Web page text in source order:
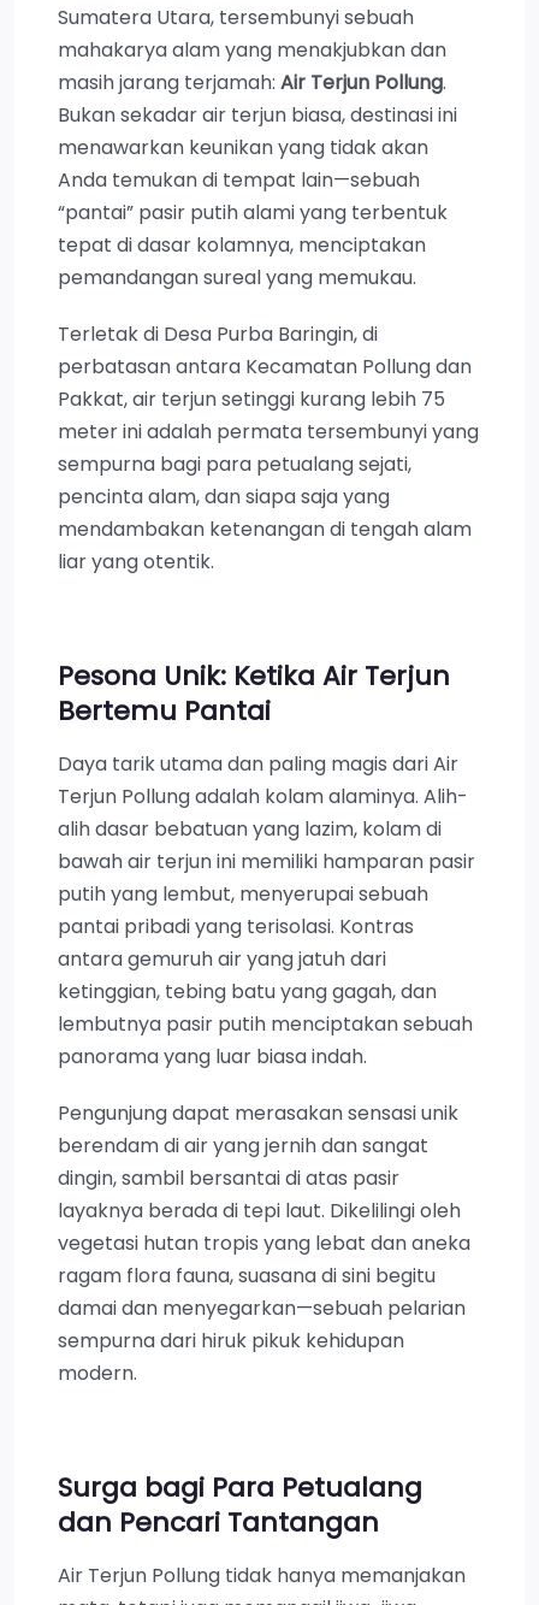
Sumatera Utara, tersembunyi sebuah
mahakarya alam yang menakjubkan dan
masih jarang terjamah: Air Terjun Pollung.
Bukan sekadar air terjun biasa, destinasi ini
menawarkan keunikan yang tidak akan
Anda temukan di tempat lain—sebuah
“pantai” pasir putih alami yang terbentuk
tepat di dasar kolamnya, menciptakan
pemandangan sureal yang memukau.
Terletak di Desa Purba Baringin, di
perbatasan antara Kecamatan Pollung dan
Pakkat, air terjun setinggi kurang lebih 75
meter ini adalah permata tersembunyi yang
sempurna bagi para petualang sejati,
pencinta alam, dan siapa saja yang
mendambakan ketenangan di tengah alam
liar yang otentik.
Pesona Unik: Ketika Air Terjun
Bertemu Pantai
Daya tarik utama dan paling magis dari Air
Terjun Pollung adalah kolam alaminya. Alih-
alih dasar bebatuan yang lazim, kolam di
bawah air terjun ini memiliki hamparan pasir
putih yang lembut, menyerupai sebuah
pantai pribadi yang terisolasi. Kontras
antara gemuruh air yang jatuh dari
ketinggian, tebing batu yang gagah, dan
lembutnya pasir putih menciptakan sebuah
panorama yang luar biasa indah.
Pengunjung dapat merasakan sensasi unik
berendam di air yang jernih dan sangat
dingin, sambil bersantai di atas pasir
layaknya berada di tepi laut. Dikelilingi oleh
vegetasi hutan tropis yang lebat dan aneka
ragam flora fauna, suasana di sini begitu
damai dan menyegarkan—sebuah pelarian
sempurna dari hiruk pikuk kehidupan
modern.
Surga bagi Para Petualang
dan Pencari Tantangan
Air Terjun Pollung tidak hanya memanjakan